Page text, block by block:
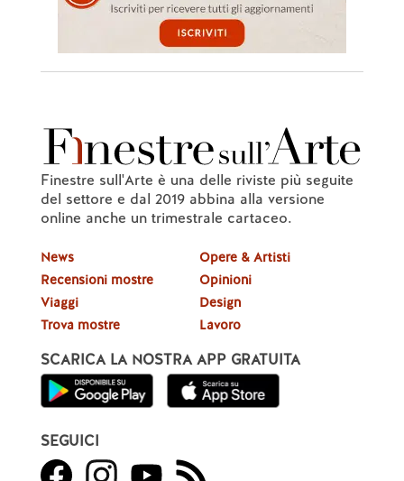
Finestre sull'Arte è una delle riviste più seguite
del settore e dal 2019 abbina alla versione
online anche un trimestrale cartaceo.
News
Recensioni mostre
Viaggi
Trova mostre
Opere & Artisti
Opinioni
Design
Lavoro
SCARICA LA NOSTRA APP GRATUITA
SEGUICI